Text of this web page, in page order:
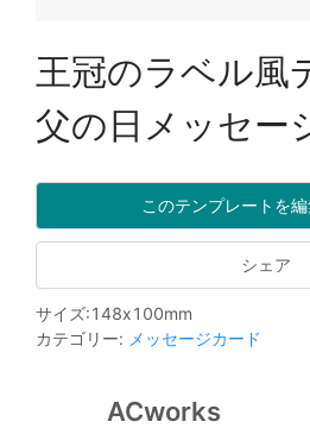
王冠のラベル風
父の日メッセー
このテンプレートを編
シェア
サイズ:148x100mm
カテゴリー: メッセージカード
ACworks